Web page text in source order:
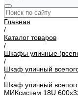
Главная
/
Каталог товаров
/
Шкафы уличные
/
Шкаф уличный
/
Шкаф уличный
МИКсистем 18U